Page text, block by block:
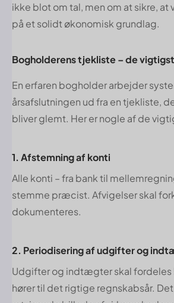
ikke blot om tal, men om at sikre, at
på et solidt økonomisk grundlag.
Bogholderens tjekliste – de
En erfaren bogholder arbejder
årsafslutningen ud fra en tjekliste,
bliver glemt. Her er nogle af de
1. Afstemning af konti
Alle konti – fra bank til
stemme præcist. Afvigelser skal
dokumenteres.
2. Periodisering af udgifter og
Udgifter og indtægter skal fordeles
hører til det rigtige regnskabsår.